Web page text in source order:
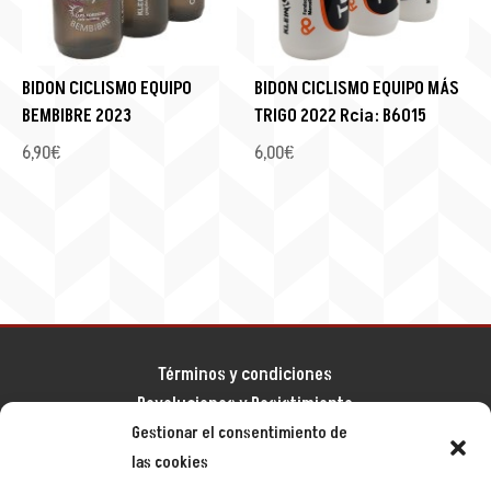
Gestionar el consentimiento de
las cookies
BIDON CICLISMO EQUIPO
BEMBIBRE 2023
6,90€
BIDON CICLISMO EQUIPO MÁS
TRIGO 2022 Rcia: B6015
6,00€
Términos y condiciones
Devoluciones y Desistimiento
Aviso legal
Política de privacidad